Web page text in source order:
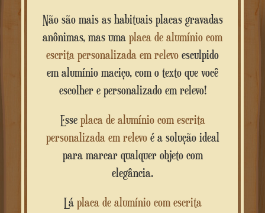
Não são mais as habituais placas gravadas
anônimas, mas uma placa de alumínio com
escrita personalizada em relevo esculpido
em alumínio maciço, com o texto que você
escolher e personalizado em relevo!
Esse placa de alumínio com escrita
personalizada em relevoé a solução ideal
para marcar qualquer objeto com
elegância.
Lá placa de alumínio com escrita